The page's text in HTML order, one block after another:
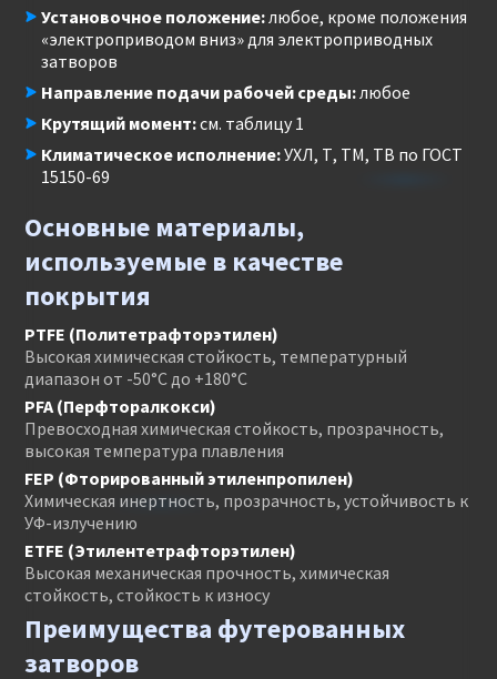
Установочное положение:любое, кроме положения
«электроприводом вниз» для электроприводных
затворов
Направление подачи рабочей среды:любое
Крутящий момент:см. таблицу 1
Климатическое исполнение:УХЛ, Т, ТМ, ТВ по ГОСТ
15150-69
Основные материалы,
используемые в качестве
покрытия
PTFE (Политетрафторэтилен)
Высокая химическая стойкость, температурный
диапазон от -50°C до +180°C
PFA (Перфторалкокси)
Превосходная химическая стойкость, прозрачность,
высокая температура плавления
FEP (Фторированный этиленпропилен)
Химическая инертность, прозрачность, устойчивость к
УФ-излучению
ETFE (Этилентетрафторэтилен)
Высокая механическая прочность, химическая
стойкость, стойкость к износу
Преимущества футерованных
затворов